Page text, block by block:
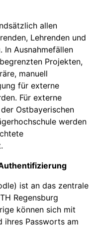
allen
Lehrenden und
Ausnahmefällen
Projekten,
manuell
für externe
Für externe
Ostbayerischen
werden
ist an das zentrale
Regensburg
können sich mit
ihres Passworts am